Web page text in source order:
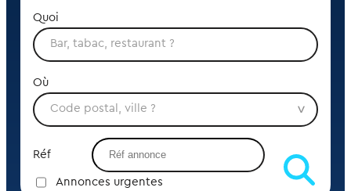
Quoi
Où
Réf
Annonces urgentes